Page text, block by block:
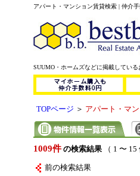
アパート・マンション賃貸検索 | 仲介
SUUMO・ホームズなどに掲載してい
TOPページ ＞ アパート・マ
1009件 の検索結果（ 1 〜 15
前の検索結果